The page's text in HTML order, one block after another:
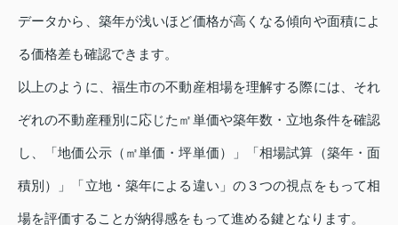
データから、築年が浅いほど価格が高くなる傾向や面積によ
る価格差も確認できます。
以上のように、福生市の不動産相場を理解する際には、それ
ぞれの不動産種別に応じた㎡単価や築年数・立地条件を確認
し、「地価公示（㎡単価・坪単価）」「相場試算（築年・面
積別）」「立地・築年による違い」の３つの視点をもって相
場を評価することが納得感をもって進める鍵となります。